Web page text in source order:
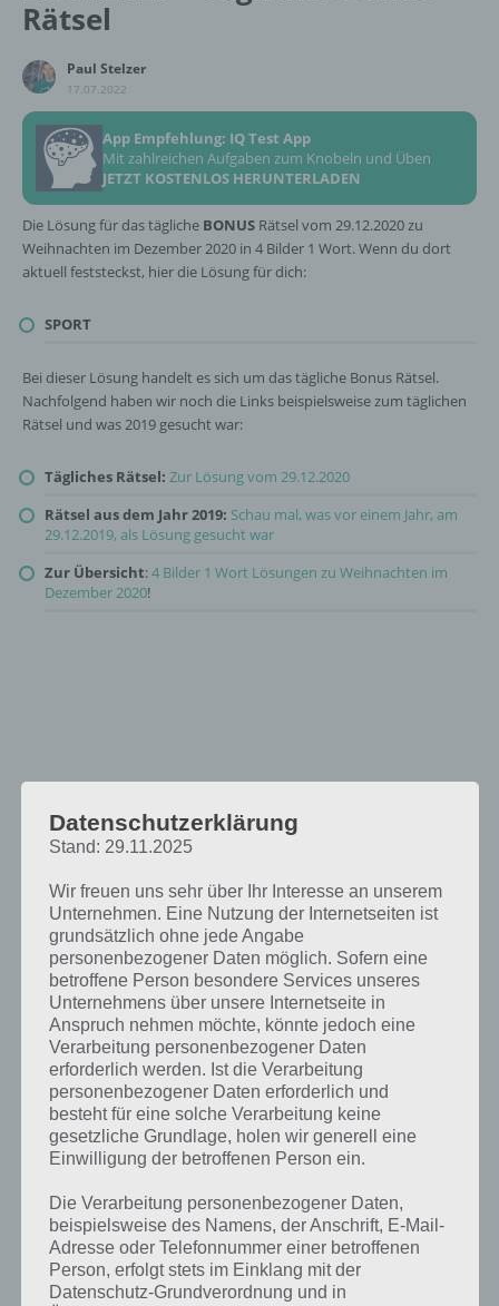
Rätsel
Paul Stelzer
17.07.2022
App Empfehlung: IQ Test App
Mit zahlreichen Aufgaben zum Knobeln und Üben
JETZT KOSTENLOS HERUNTERLADEN
Die Lösung für das tägliche BONUS Rätsel vom 29.12.2020 zu
Weihnachten im Dezember 2020 in 4 Bilder 1 Wort. Wenn du dort
aktuell feststeckst, hier die Lösung für dich:
SPORT
Bei dieser Lösung handelt es sich um das tägliche Bonus Rätsel.
Nachfolgend haben wir noch die Links beispielsweise zum täglichen
Rätsel und was 2019 gesucht war:
Tägliches Rätsel: Zur Lösung vom 29.12.2020
Rätsel aus dem Jahr 2019: Schau mal, was vor einem Jahr, am
29.12.2019, als Lösung gesucht war
Zur Übersicht:4 Bilder 1 Wort Lösungen zu Weihnachten im
Dezember 2020!
Sport ist die Lösung für das tägliche Bonus Rätsel am 29.12.2020 in 4
Bilder 1 Wort, doch welche Bedeutung hat dieses eigentlich und was
gibt es dazu zu wissen? Passt das Wort auch zu Weihnachten? Zu
Datenschutzerklärung
Stand: 29.11.2025
Wir freuen uns sehr über Ihr Interesse an unserem
Unternehmen. Eine Nutzung der Internetseiten ist
grundsätzlich ohne jede Angabe
personenbezogener Daten möglich. Sofern eine
betroffene Person besondere Services unseres
Unternehmens über unsere Internetseite in
Anspruch nehmen möchte, könnte jedoch eine
Verarbeitung personenbezogener Daten
erforderlich werden. Ist die Verarbeitung
personenbezogener Daten erforderlich und
besteht für eine solche Verarbeitung keine
gesetzliche Grundlage, holen wir generell eine
Einwilligung der betroffenen Person ein.
Die Verarbeitung personenbezogener Daten,
beispielsweise des Namens, der Anschrift, E-Mail-
Adresse oder Telefonnummer einer betroffenen
Person, erfolgt stets im Einklang mit der
Datenschutz-Grundverordnung und in